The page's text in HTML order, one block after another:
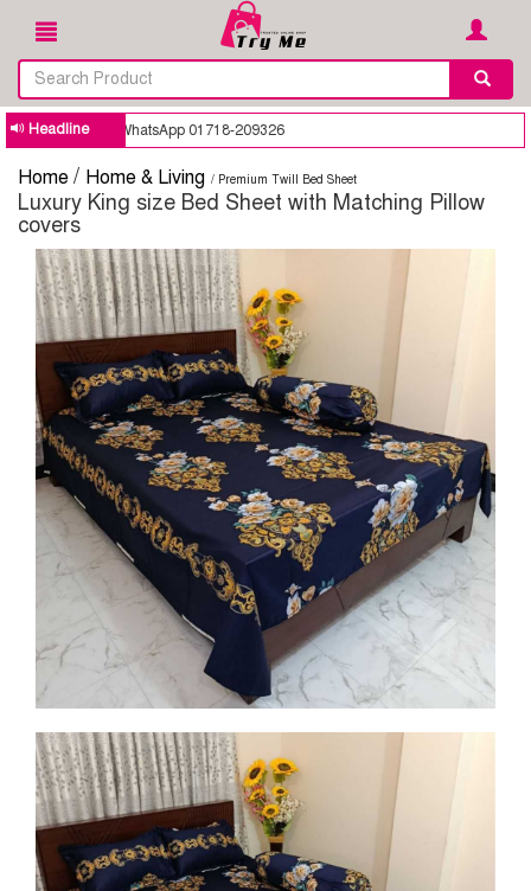
Headline
WhatsApp 01718-209326
Home / Home & Living / Premium Twill Bed Sheet
Luxury King size Bed Sheet with Matching Pillow
covers